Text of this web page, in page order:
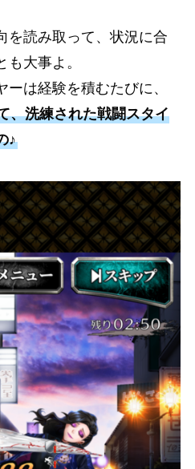
を読み取って、状況に合
大事よ。
は経験を積むたびに、
、洗練された戦闘スタイ
♪